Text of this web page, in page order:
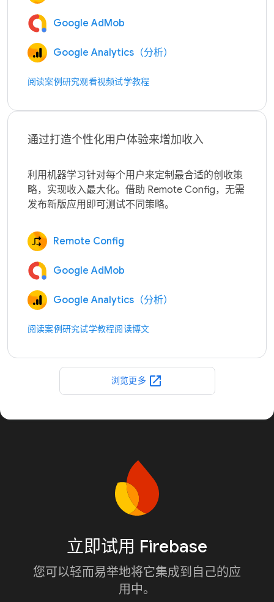
Google AdMob
Google Analytics（分析）
阅读案例研究观看视频试学教程
通过打造个性化用户体验来增加收入
利用机器学习针对每个用户来定制最合适的创收策
略，实现收入最大化。借助 Remote Config，无需
Remote Config
Google AdMob
Google Analytics（分析）
阅读案例研究试学教程阅读博文
浏览更多 open_in_new
立即试用 Firebase
您可以轻而易举地将它集成到自己的应
用中。